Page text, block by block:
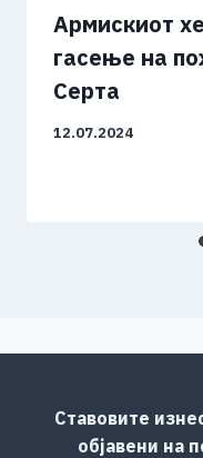
Армискиот
гасење на
Серта
12.07.2024
Ставовите
објавени на